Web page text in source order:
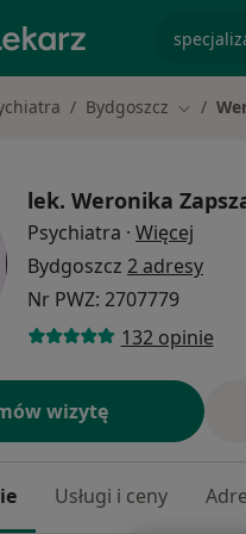
Bydgoszcz Zmień
lek. Weronika
Psychiatra · Więcej
Bydgoszcz 2 adresy
Nr PWZ: 2707779
132 opinie
wizytę
Usługi i ceny